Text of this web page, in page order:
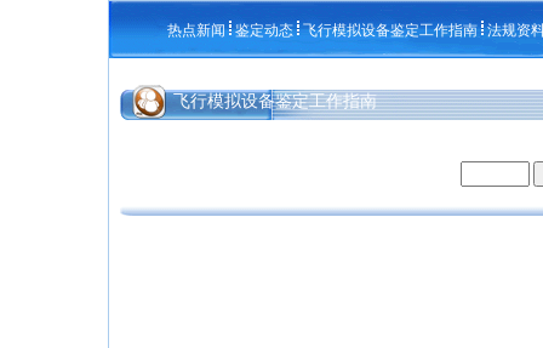
热点新闻 鉴定动态 飞行模拟设备鉴定工作指南 法规资
飞行模拟设备鉴定工作指南